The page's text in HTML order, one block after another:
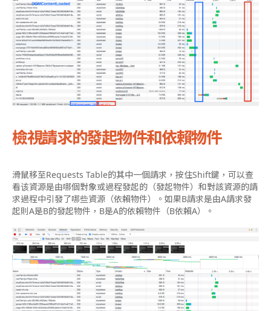
檢視請求的發起物件和依賴物件
滑鼠移至Requests Table的其中一個請求，按住Shift鍵，可以查
看该資源是由哪個對象或過程發起的（發起物件）和對該資源的請
求過程中引發了哪些資源（依賴物件）。如果B請求是由A請求發
起則A是B的發起物件，B是A的依賴物件（B依賴A）。